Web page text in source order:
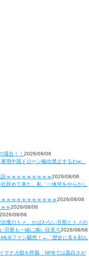
場合！！ 2026/08/06
用中国ドローン輸出禁止するわw」
ｗｗｗｗｗｗｗｗｗ2026/08/06
辞めて来た」私「一体何をやらかし
ｗｗｗｗｗｗｗｗｗｗ2026/08/06
ｗ2026/08/06
2026/08/06
慢のトメ。かばわない旦那とトメの
旦那も一緒に痛い目見ろ2026/08/06
ファン騒然！←「歴史に名を刻ん
マナガ節を炸裂「NPBでは面白さが